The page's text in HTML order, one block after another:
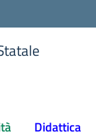
Didattica